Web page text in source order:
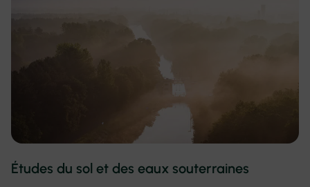
Études du sol et des eaux souterraines